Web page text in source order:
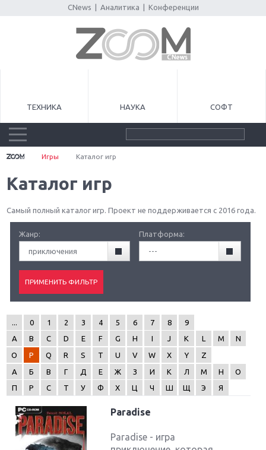
CNews Аналитика Конференции
ТЕХНИКА НАУКА СОФТ
Игры Каталог игр
Каталог игр
Самый полный каталог игр. Проект не поддерживается с 2016 года.
Жанр:
приключения
Платформа:
---
0 1 2 3 4 5 6 7 8
9
A
B C D E F G H I J K L M
N
O
P Q R S T U V W X Y
Z
А
Б В Г Д Е Ж З И К Л М Н
О
П
Р С Т У Ф Х Ц Ч Ш Щ Э Я
Paradise
Paradise - игра